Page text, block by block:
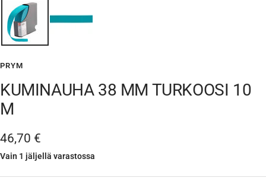
PRYM
KUMINAUHA 38 MM TURKOOSI 10
M
Alennushinta
46,70 €
Vain 1 jäljellä varastossa